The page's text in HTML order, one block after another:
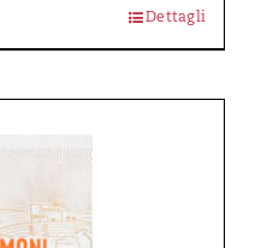
Dettagli